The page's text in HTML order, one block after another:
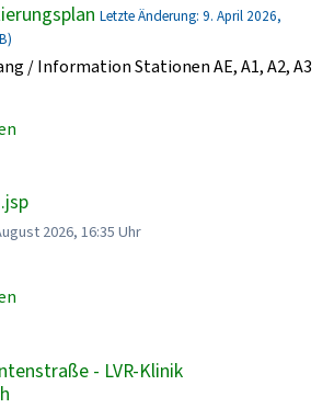
Letzte Änderung: 9. April 2026,
/ Information Stationen AE, A1, A2, A3
2026, 16:35 Uhr
- LVR-Klinik